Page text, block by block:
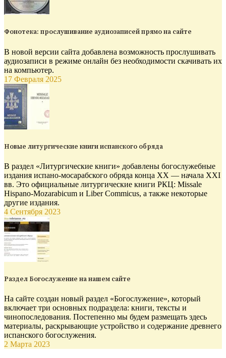
Фонотека: прослушивание аудиозаписей прямо на сайте
В новой версии сайта добавлена возможность прослушивать
аудиозаписи в режиме онлайн без необходимости скачивать их
на компьютер.
17 Февраля 2025
Новые литургические книги испанского обряда
В раздел «Литургические книги» добавлены богослужебные
издания испано-мосарабского обряда конца XX — начала XXI
вв. Это официальные литургические книги РКЦ: Missale
Hispano-Mozarabicum и Liber Commicus, а также некоторые
другие издания.
4 Сентября 2023
Раздел Богослужение на нашем сайте
На сайте создан новый раздел «Богослужение», который
включает три основных подраздела: книги, тексты и
чинопоследования. Постепенно мы будем размещать здесь
материалы, раскрывающие устройство и содержание древнего
испанского богослужения.
2 Марта 2023